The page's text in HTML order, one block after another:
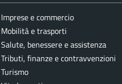
Imprese e commercio
Mobilità e trasporti
Salute, benessere e assistenza
Tributi, finanze e contravvenzioni
Turismo